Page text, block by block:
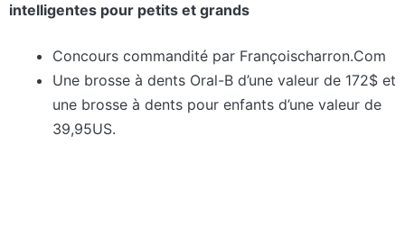
intelligentes pour petits et grands
Concours commandité par Françoischarron.Com
Une brosse à dents Oral-B d’une valeur de 172$ et
une brosse à dents pour enfants d’une valeur de
39,95US.